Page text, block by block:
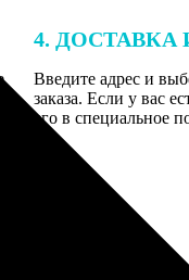
с
4. ДОСТАВКА
Введите адрес и
заказа. Если у вас
его в специальное